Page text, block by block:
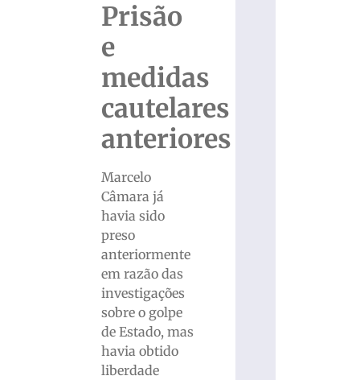
Prisão
e
medidas
cautelares
anteriores
Marcelo
Câmara já
havia sido
preso
anteriormente
em razão das
investigações
sobre o golpe
de Estado, mas
havia obtido
liberdade